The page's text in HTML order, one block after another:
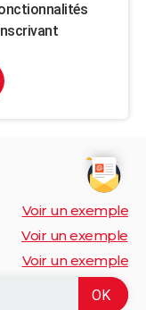
Voir un exemple
Voir un exemple
Voir un exemple